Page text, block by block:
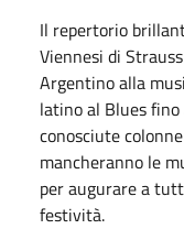
Il repertorio
Viennesi di
Argentino alla
latino al Blues
conosciute
mancheranno le
per augurare a
festività.